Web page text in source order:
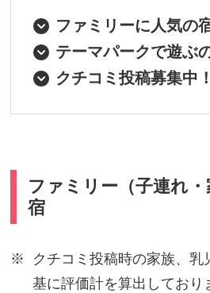
お食事編
温泉編
ファミリーに人気の
テーマパークで遊ぶ
クチコミ投稿募集中！
ファミリー（子連れ
宿
クチコミ投稿時の家族、乳
基に評価計を算出しており